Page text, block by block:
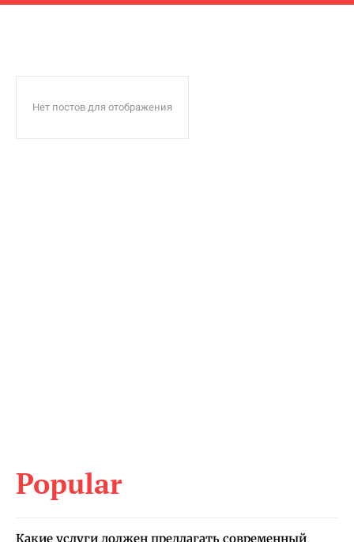
Нет постов для отображения
Popular
Какие услуги должен предлагать современный